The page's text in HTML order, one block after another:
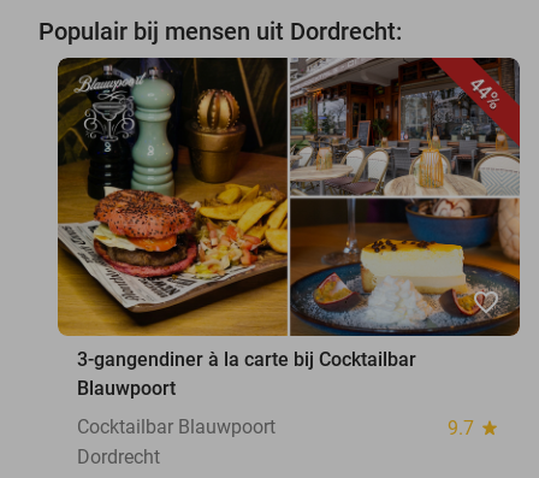
Populair bij mensen uit Dordrecht:
44%
favorite_border
3-gangendiner à la carte bij Cocktailbar
Blauwpoort
Cocktailbar Blauwpoort
9.7 star
Dordrecht